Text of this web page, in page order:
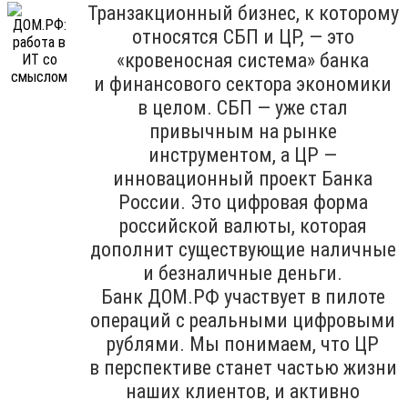
Транзакционный бизнес, к которому
относятся СБП и ЦР, — это
«кровеносная система» банка
и финансового сектора экономики
в целом. СБП — уже стал
привычным на рынке
инструментом, а ЦР —
инновационный проект Банка
России. Это цифровая форма
российской валюты, которая
дополнит существующие наличные
и безналичные деньги.
Банк ДОМ.РФ участвует в пилоте
операций с реальными цифровыми
рублями. Мы понимаем, что ЦР
в перспективе станет частью жизни
наших клиентов, и активно